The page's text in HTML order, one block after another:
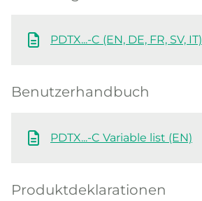
PDTX...-C (EN, DE, FR, SV, IT)
Benutzerhandbuch
PDTX...-C Variable list (EN)
Produktdeklarationen